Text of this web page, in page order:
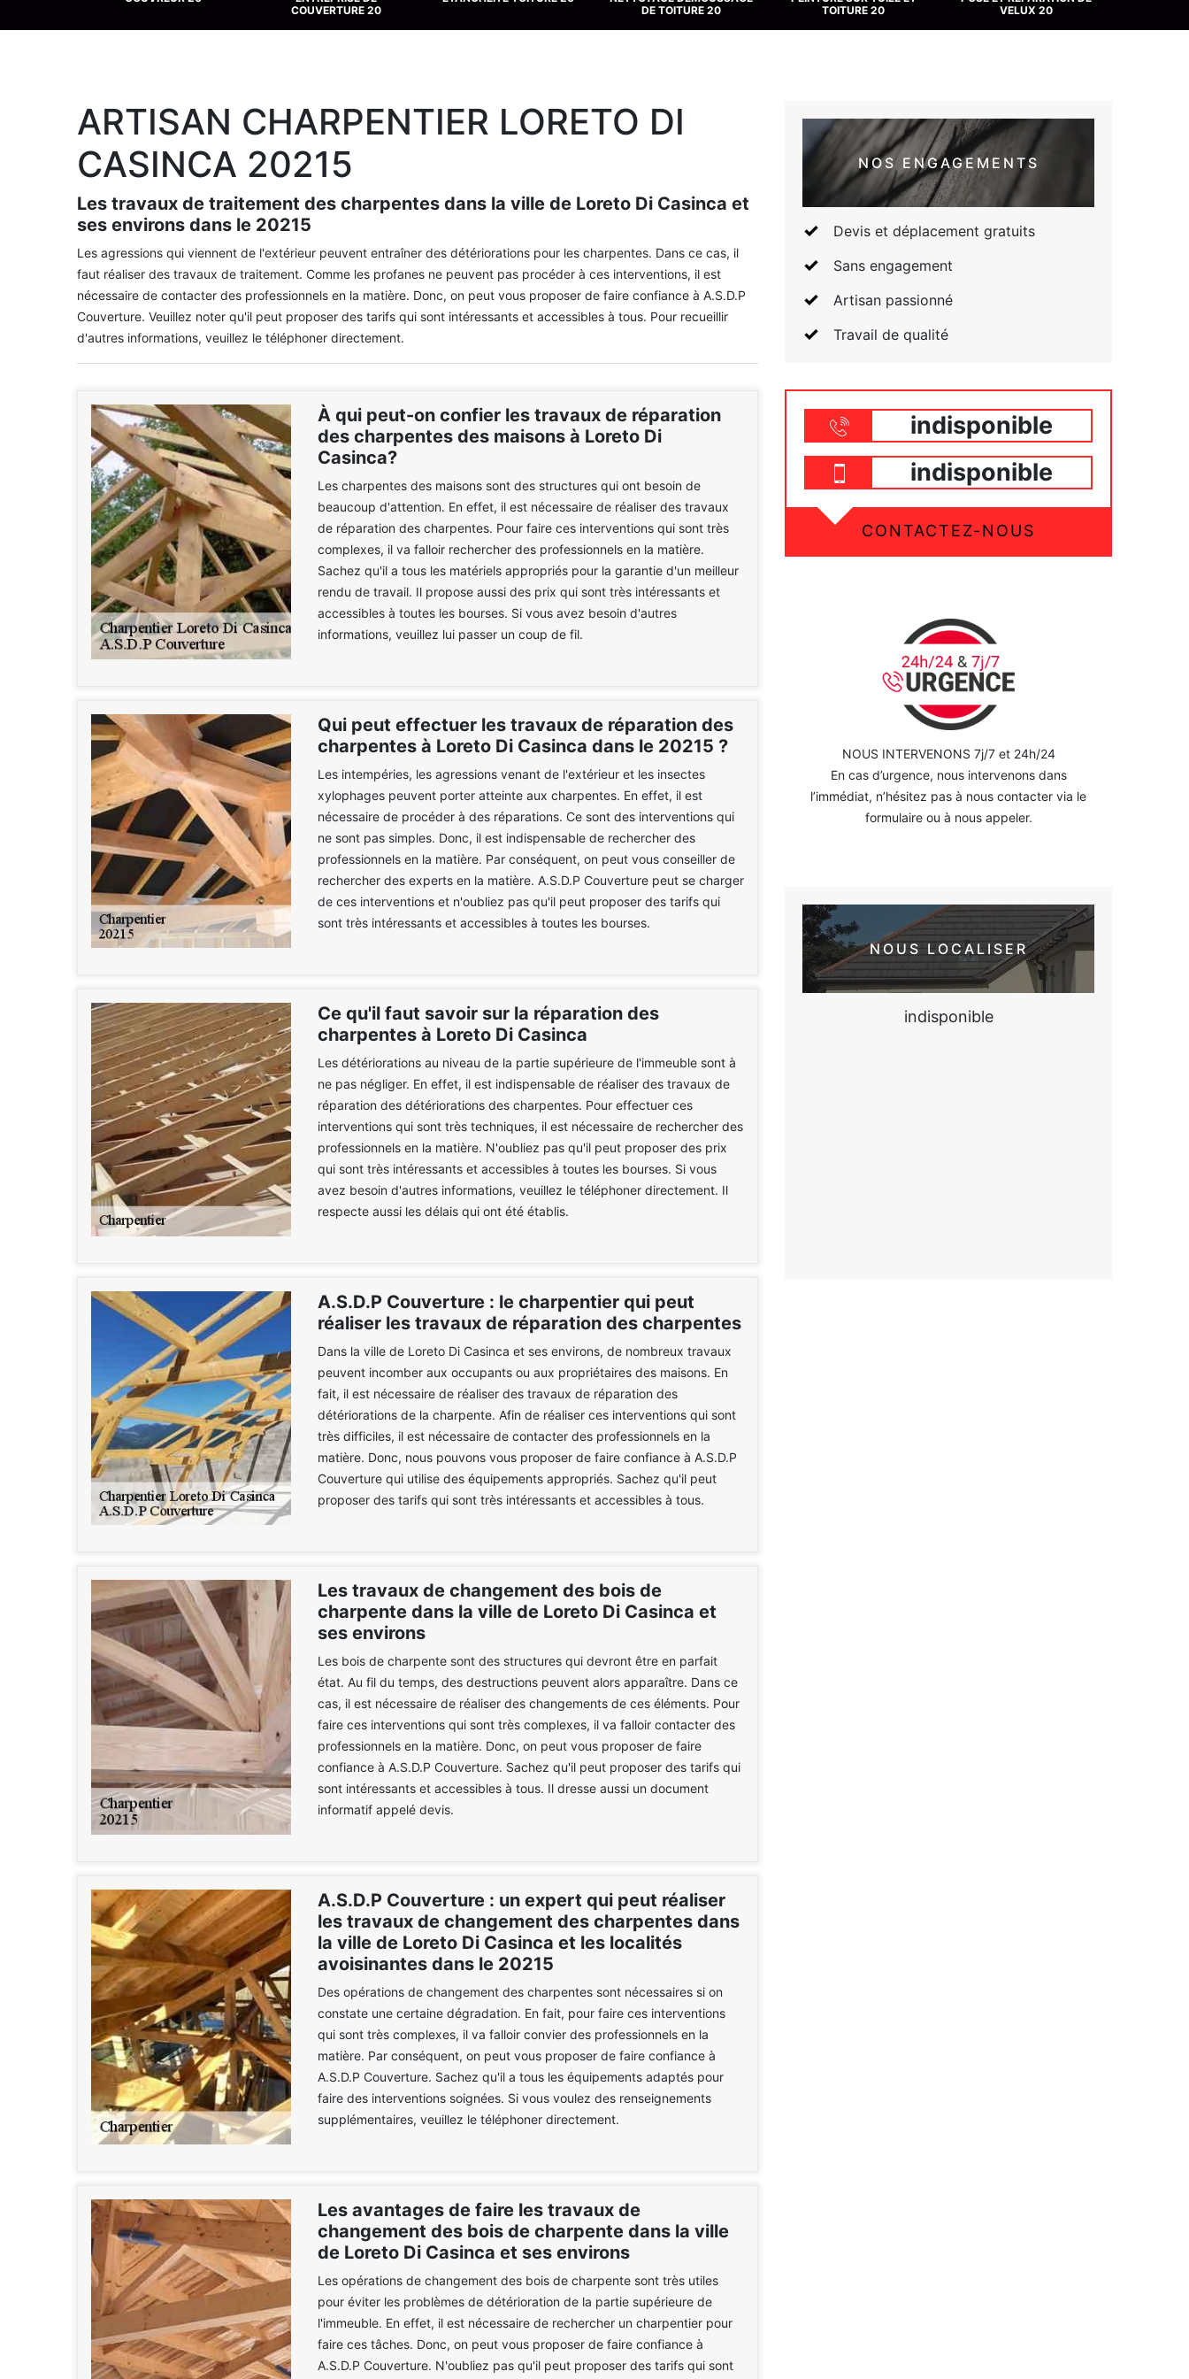
COUVERTURE 20
DE TOITURE 20
TOITURE 20
VELUX 20
ARTISAN CHARPENTIER LORETO DI
CASINCA 20215
Les travaux de traitement des charpentes dans la ville de Loreto Di Casinca et
ses environs dans le 20215
Les agressions qui viennent de l'extérieur peuvent entraîner des détériorations pour les charpentes. Dans ce cas, il
faut réaliser des travaux de traitement. Comme les profanes ne peuvent pas procéder à ces interventions, il est
nécessaire de contacter des professionnels en la matière. Donc, on peut vous proposer de faire confiance à A.S.D.P
Couverture. Veuillez noter qu'il peut proposer des tarifs qui sont intéressants et accessibles à tous. Pour recueillir
d'autres informations, veuillez le téléphoner directement.
À qui peut-on confier les travaux de réparation
des charpentes des maisons à Loreto Di
Casinca?
Les charpentes des maisons sont des structures qui ont besoin de
beaucoup d'attention. En effet, il est nécessaire de réaliser des travaux
de réparation des charpentes. Pour faire ces interventions qui sont très
complexes, il va falloir rechercher des professionnels en la matière.
Sachez qu'il a tous les matériels appropriés pour la garantie d'un meilleur
rendu de travail. Il propose aussi des prix qui sont très intéressants et
accessibles à toutes les bourses. Si vous avez besoin d'autres
informations, veuillez lui passer un coup de fil.
Qui peut effectuer les travaux de réparation des
charpentes à Loreto Di Casinca dans le 20215 ?
Les intempéries, les agressions venant de l'extérieur et les insectes
xylophages peuvent porter atteinte aux charpentes. En effet, il est
nécessaire de procéder à des réparations. Ce sont des interventions qui
ne sont pas simples. Donc, il est indispensable de rechercher des
professionnels en la matière. Par conséquent, on peut vous conseiller de
rechercher des experts en la matière. A.S.D.P Couverture peut se charger
de ces interventions et n'oubliez pas qu'il peut proposer des tarifs qui
sont très intéressants et accessibles à toutes les bourses.
Ce qu'il faut savoir sur la réparation des
charpentes à Loreto Di Casinca
Les détériorations au niveau de la partie supérieure de l'immeuble sont à
ne pas négliger. En effet, il est indispensable de réaliser des travaux de
réparation des détériorations des charpentes. Pour effectuer ces
interventions qui sont très techniques, il est nécessaire de rechercher des
professionnels en la matière. N'oubliez pas qu'il peut proposer des prix
qui sont très intéressants et accessibles à toutes les bourses. Si vous
avez besoin d'autres informations, veuillez le téléphoner directement. Il
respecte aussi les délais qui ont été établis.
A.S.D.P Couverture : le charpentier qui peut
réaliser les travaux de réparation des charpentes
Dans la ville de Loreto Di Casinca et ses environs, de nombreux travaux
peuvent incomber aux occupants ou aux propriétaires des maisons. En
fait, il est nécessaire de réaliser des travaux de réparation des
détériorations de la charpente. Afin de réaliser ces interventions qui sont
très difficiles, il est nécessaire de contacter des professionnels en la
matière. Donc, nous pouvons vous proposer de faire confiance à A.S.D.P
Couverture qui utilise des équipements appropriés. Sachez qu'il peut
proposer des tarifs qui sont très intéressants et accessibles à tous.
Les travaux de changement des bois de
charpente dans la ville de Loreto Di Casinca et
ses environs
Les bois de charpente sont des structures qui devront être en parfait
état. Au fil du temps, des destructions peuvent alors apparaître. Dans ce
cas, il est nécessaire de réaliser des changements de ces éléments. Pour
faire ces interventions qui sont très complexes, il va falloir contacter des
professionnels en la matière. Donc, on peut vous proposer de faire
confiance à A.S.D.P Couverture. Sachez qu'il peut proposer des tarifs qui
sont intéressants et accessibles à tous. Il dresse aussi un document
informatif appelé devis.
A.S.D.P Couverture : un expert qui peut réaliser
les travaux de changement des charpentes dans
la ville de Loreto Di Casinca et les localités
avoisinantes dans le 20215
Des opérations de changement des charpentes sont nécessaires si on
constate une certaine dégradation. En fait, pour faire ces interventions
qui sont très complexes, il va falloir convier des professionnels en la
matière. Par conséquent, on peut vous proposer de faire confiance à
A.S.D.P Couverture. Sachez qu'il a tous les équipements adaptés pour
faire des interventions soignées. Si vous voulez des renseignements
supplémentaires, veuillez le téléphoner directement.
Les avantages de faire les travaux de
changement des bois de charpente dans la ville
de Loreto Di Casinca et ses environs
Les opérations de changement des bois de charpente sont très utiles
pour éviter les problèmes de détérioration de la partie supérieure de
l'immeuble. En effet, il est nécessaire de rechercher un charpentier pour
faire ces tâches. Donc, on peut vous proposer de faire confiance à
A.S.D.P Couverture. N'oubliez pas qu'il peut proposer des tarifs qui sont
NOS ENGAGEMENTS
Devis et déplacement gratuits
Sans engagement
Artisan passionné
Travail de qualité
indisponible
indisponible
CONTACTEZ-NOUS
NOUS INTERVENONS 7j/7 et 24h/24
En cas d’urgence, nous intervenons dans
l’immédiat, n’hésitez pas à nous contacter via le
formulaire ou à nous appeler.
NOUS LOCALISER
indisponible